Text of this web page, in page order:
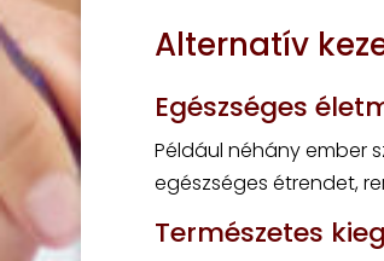
Alternatív
Egészséges
Például néhány ember
egészséges étrendet,
Természetes